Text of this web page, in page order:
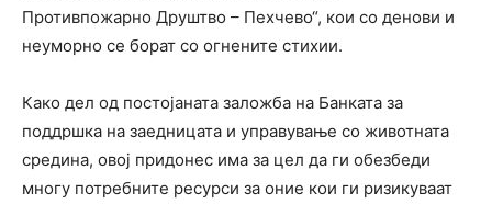
Противпожарно Друштво – Пехчево“, кои со денови и
неуморно се борат со огнените стихии.
Како дел од постојаната заложба на Банката за
поддршка на заедницата и управување со животната
средина, овој придонес има за цел да ги обезбеди
многу потребните ресурси за оние кои ги ризикуваат